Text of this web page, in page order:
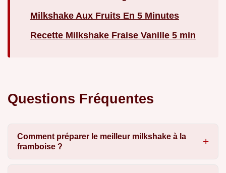
Milkshake Aux Fruits En 5 Minutes
Recette Milkshake Fraise Vanille 5 min
Questions Fréquentes
Comment préparer le meilleur milkshake à la
framboise ?